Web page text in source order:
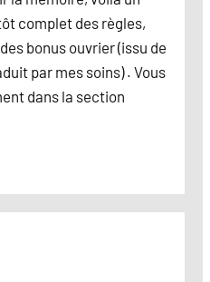
complet des règles,
bonus ouvrier (issu de
par mes soins) . Vous
dans la section